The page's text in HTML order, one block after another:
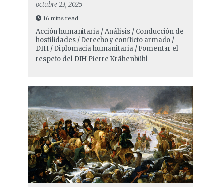
octubre 23, 2025
16 mins read
Acción humanitaria / Análisis / Conducción de
hostilidades / Derecho y conflicto armado /
DIH / Diplomacia humanitaria / Fomentar el
respeto del DIH Pierre Krähenbühl